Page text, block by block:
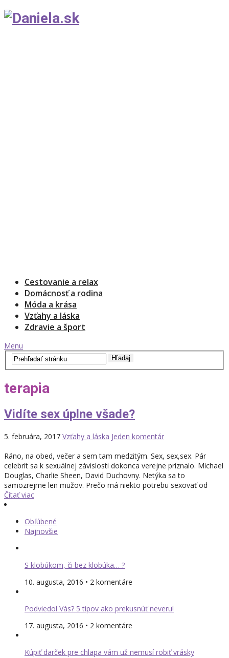
Cestovanie a relax
Domácnosť a rodina
Móda a krása
Vzťahy a láska
Zdravie a šport
Menu
terapia
Vidíte sex úplne všade?
5. februára, 2017 Vzťahy a láska Jeden komentár
Ráno, na obed, večer a sem tam medzitým. Sex, sex,sex. Pár
celebrít sa k sexuálnej závislosti dokonca verejne priznalo. Michael
Douglas, Charlie Sheen, David Duchovny. Netýka sa to
samozrejme len mužov. Prečo má niekto potrebu sexovať od
Čítať viac
Obľúbené
Najnovšie
S klobúkom, či bez klobúka… ?
10. augusta, 2016 • 2 komentáre
Podviedol Vás? 5 tipov ako prekusnúť neveru!
17. augusta, 2016 • 2 komentáre
Kúpiť darček pre chlapa vám už nemusí robiť vrásky